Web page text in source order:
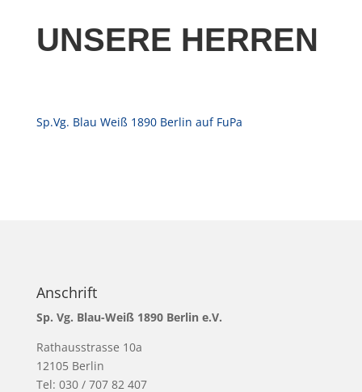
UNSERE HERREN
Sp.Vg. Blau Weiß 1890 Berlin auf FuPa
Anschrift
Sp. Vg. Blau-Weiß 1890 Berlin e.V.
Rathausstrasse 10a
12105 Berlin
Tel: 030 / 707 82 407